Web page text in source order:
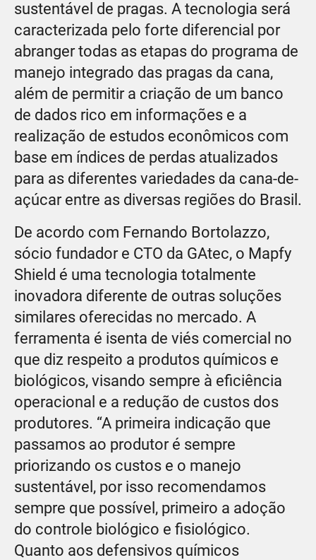
sustentável de pragas. A tecnologia será
caracterizada pelo forte diferencial por
abranger todas as etapas do programa de
manejo integrado das pragas da cana,
além de permitir a criação de um banco
de dados rico em informações e a
realização de estudos econômicos com
base em índices de perdas atualizados
para as diferentes variedades da cana-de-
açúcar entre as diversas regiões do Brasil.
De acordo com Fernando Bortolazzo,
sócio fundador e CTO da GAtec, o Mapfy
Shield é uma tecnologia totalmente
inovadora diferente de outras soluções
similares oferecidas no mercado. A
ferramenta é isenta de viés comercial no
que diz respeito a produtos químicos e
biológicos, visando sempre à eficiência
operacional e a redução de custos dos
produtores. “A primeira indicação que
passamos ao produtor é sempre
priorizando os custos e o manejo
sustentável, por isso recomendamos
sempre que possível, primeiro a adoção
do controle biológico e fisiológico.
Quanto aos defensivos químicos